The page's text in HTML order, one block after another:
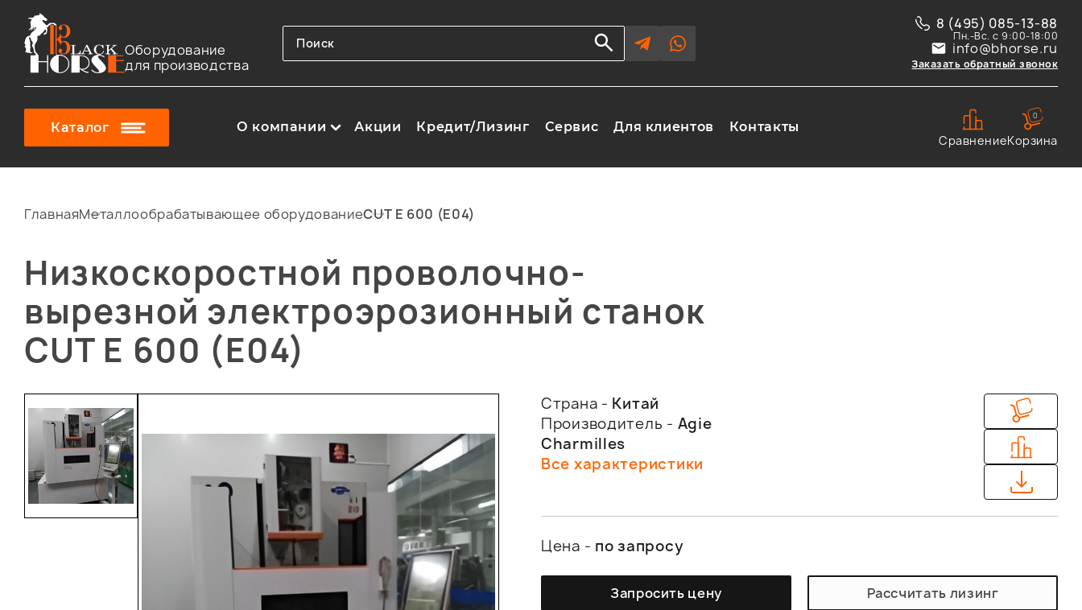
Оборудование
для производства
8 (495) 085-13-88
Пн.-Вс. с 9:00-18:00
info@bhorse.ru
Заказать обратный звонок
Каталог О компании Акции Кредит/Лизинг Сервис Для клиентов
Контакты
Сравнение
0
Корзина
ГлавнаяМеталлообрабатывающее оборудованиеCUT E 600 (E04)
Низкоскоростной проволочно-
вырезной электроэрозионный станок
CUT E 600 (E04)
Страна - Китай
Производитель - Agie
Charmilles
Все характеристики
Цена - по запросу
Запросить цену Рассчитать лизинг